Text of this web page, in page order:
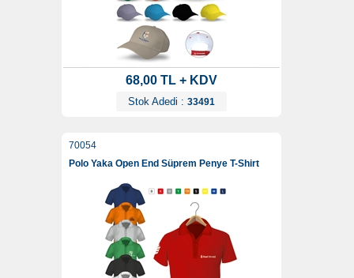
68,00 TL + KDV
Stok Adedi : 33491
70054
Polo Yaka Open End Süprem Penye T-Shirt